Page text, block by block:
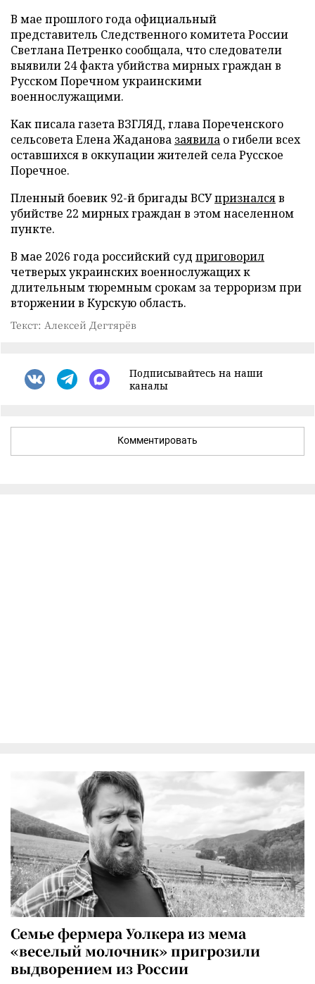
В мае прошлого года официальный
представитель Следственного комитета России
Светлана Петренко сообщала, что следователи
выявили 24 факта убийства мирных граждан в
Русском Поречном украинскими
военнослужащими.
Как писала газета ВЗГЛЯД, глава Пореченского
сельсовета Елена Жаданова заявила о гибели всех
оставшихся в оккупации жителей села Русское
Поречное.
Пленный боевик 92-й бригады ВСУпризналсяв
убийстве 22 мирных граждан в этом населенном
пункте.
В мае 2026 года российский суд приговорил
четверых украинских военнослужащих к
длительным тюремным срокам за терроризм при
вторжении в Курскую область.
Текст: Алексей Дегтярёв
Подписывайтесь на наши
каналы
Комментировать
Семье фермера Уолкера из мема
«веселый молочник» пригрозили
выдворением из России